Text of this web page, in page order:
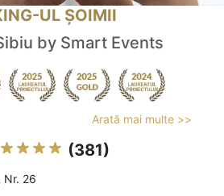
UL ȘOIMII
by Smart Events
Arată mai multe >>
(381)
Nr. 26